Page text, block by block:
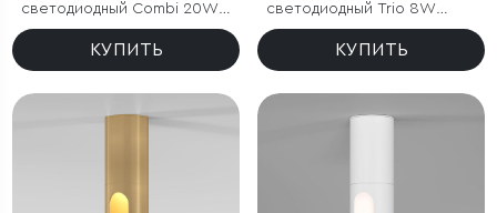
светодиодный Combi 20W
4000K черный
КУПИТЬ
светодиодный Trio 8W
4000K черный
КУПИТЬ